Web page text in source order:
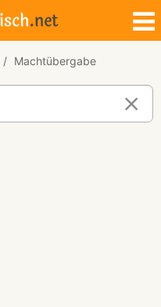
Machtübergabe